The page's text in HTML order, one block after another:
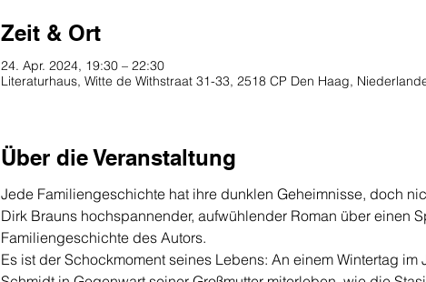
Zeit & Ort
24. Apr. 2024, 19:30 – 22:30
Literaturhaus, Witte de Withstraat 31-33, 2518 CP Den Haag,
Über die Veranstaltung
Jede Familiengeschichte hat ihre dunklen Geheimnisse, doch
Dirk Brauns hochspannender, aufwühlender Roman über einen
Familiengeschichte des Autors.
Es ist der Schockmoment seines Lebens: An einem Wintertag